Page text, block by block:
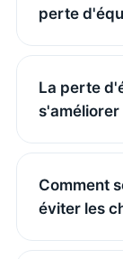
perte
La perte
s'améliorer
Comment
éviter les